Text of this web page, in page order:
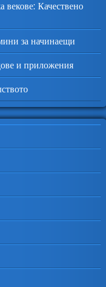
векове: Качествено
за начинаещи
и приложения